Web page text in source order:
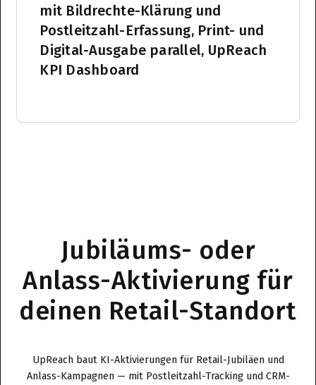
mit Bildrechte-Klärung und
Postleitzahl-Erfassung, Print- und
Digital-Ausgabe parallel, UpReach
KPI Dashboard
Jubiläums- oder
Anlass-Aktivierung für
deinen Retail-Standort
UpReach baut KI-Aktivierungen für Retail-Jubiläen und
Anlass-Kampagnen — mit Postleitzahl-Tracking und CRM-